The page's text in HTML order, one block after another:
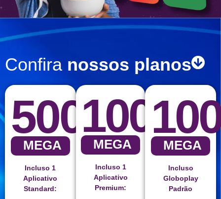
Confira nossos planos
500
MEGA
Incluso 1
Aplicativo
Standard:
1000
MEGA
Incluso 1
Aplicativo
Premium:
MEGA
Incluso
Globoplay
Padrão